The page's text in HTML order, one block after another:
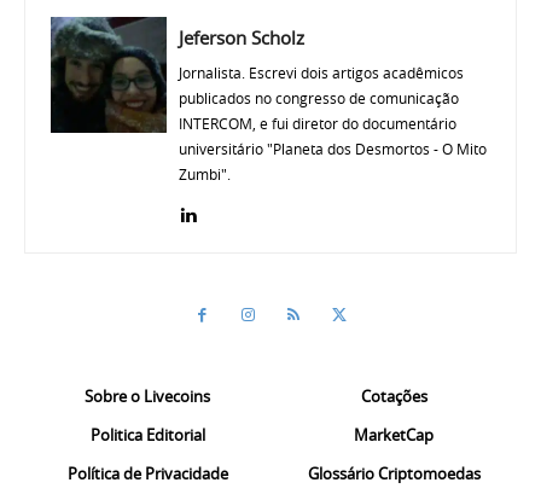
Jeferson Scholz
Jornalista. Escrevi dois artigos acadêmicos
publicados no congresso de comunicação
INTERCOM, e fui diretor do documentário
universitário "Planeta dos Desmortos - O Mito
Zumbi".
Sobre o Livecoins
Politica Editorial
Política de Privacidade
Cotações
MarketCap
Glossário Criptomoedas